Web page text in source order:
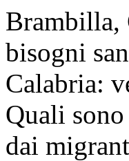
Brambilla,
bisogni
Calabria:
Quali
dai